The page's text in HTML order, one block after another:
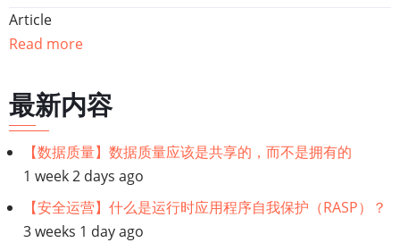
遍
链
接：
【数
据
Article
Read more
最新内容
【数据质量】数据质量应该是共享的，而不是拥有的
1 week 2 days ago
【安全运营】什么是运行时应用程序自我保护（RASP）？
3 weeks 1 day ago